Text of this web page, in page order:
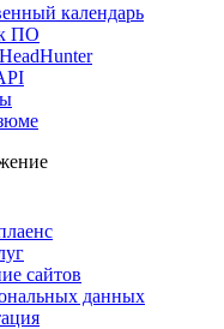
календарь
ПО
сайтов
данных